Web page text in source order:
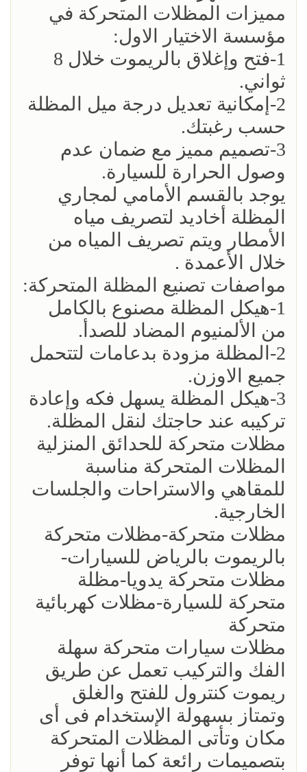
مميزات المظلات المتحركة في
مؤسسة الاختيار الاول:
1-فتح وإغلاق بالريموت خلال 8
ثواني.
2-إمكانية تعديل درجة ميل المظلة
حسب رغبتك.
3-تصميم مميز مع ضمان عدم
وصول الحرارة للسيارة.
يوجد بالقسم الأمامي لمجاري
المظلة أخاديد لتصريف مياه
الأمطار ويتم تصريف المياه من
خلال الأعمدة .
مواصفات تصنيع المظلة المتحركة:
1-هيكل المظلة مصنوع بالكامل
من الألمنيوم المضاد للصدأ.
2-المظلة مزودة بدعامات لتتحمل
جميع الاوزن.
3-هيكل المظلة يسهل فكه وإعادة
تركيبه عند حاجتك لنقل المظلة.
مظلات متحركة للحدائق المنزلية
المظلات المتحركة مناسبة
للمقاهي والاستراحات والجلسات
الخارجية.
مظلات متحركة-مظلات متحركة
بالريموت بالرياض للسيارات-
مظلات متحركة يدويا-مظلة
متحركة للسيارة-مظلات كهربائية
متحركة
مظلات سيارات متحركة سهلة
الفك والتركيب تعمل عن طريق
ريموت كنترول للفتح والغلق
وتمتاز بسهولة الإستخدام فى أى
مكان وتأتى المظلات المتحركة
بتصميمات رائعة كما أنها توفر